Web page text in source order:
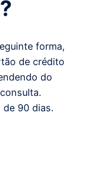
?
forma,
de crédito
do
de 90 dias.